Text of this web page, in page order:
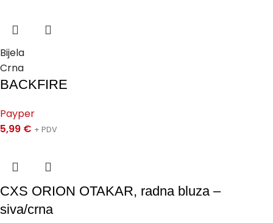
Bijela
Crna
BACKFIRE
Payper
5,99 € + PDV
CXS ORION OTAKAR, radna bluza –
siva/crna